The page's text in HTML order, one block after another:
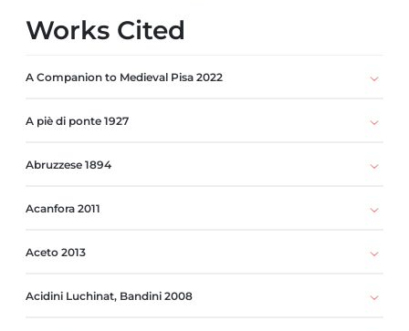
PUBLICATIONSAND REFERENCES
Works Cited
A Companion to Medieval Pisa 2022
A piè di ponte 1927
Abruzzese 1894
Acanfora 2011
Aceto 2013
Acidini Luchinat, Bandini 2008